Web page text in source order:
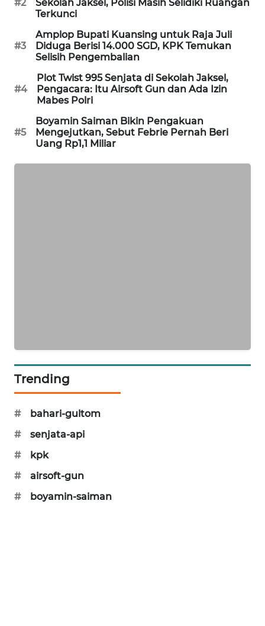
#2
Sekolah Jaksel, Polisi Masih Selidiki Ruangan
Terkunci
#3
Amplop Bupati Kuansing untuk Raja Juli
Diduga Berisi 14.000 SGD, KPK Temukan
Selisih Pengembalian
#4
Plot Twist 995 Senjata di Sekolah Jaksel,
Pengacara: Itu Airsoft Gun dan Ada Izin
Mabes Polri
#5
Boyamin Saiman Bikin Pengakuan
Mengejutkan, Sebut Febrie Pernah Beri
Uang Rp1,1 Miliar
Trending
#
bahari-gultom
#
senjata-api
#
kpk
#
airsoft-gun
#
boyamin-saiman
MASYARAKAT
KELISTRIKAN
WALINKI
ID
MAWAKA
ID
PORTAL
KONSUMEN
FORWAMKI
FORJASIDA